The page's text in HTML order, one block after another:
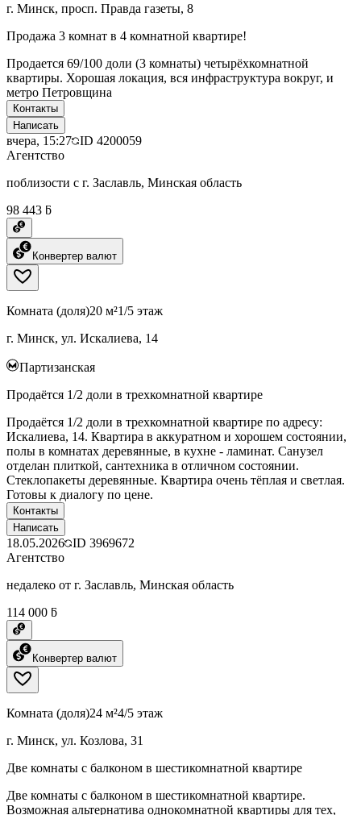
г. Минск, просп. Правда газеты, 8
Продажа 3 комнат в 4 комнатной квартире!
Продается 69/100 доли (3 комнаты) четырёхкомнатной
квартиры. Хорошая локация, вся инфраструктура вокруг, и
метро Петровщина
Контакты
Написать
вчера, 15:27 ID 4200059
Агентство
поблизости с г. Заславль, Минская область
98 443 ƃ
Конвертер валют
Комната (доля)20 м²1/5 этаж
г. Минск, ул. Искалиева, 14
Партизанская
Продаётся 1/2 доли в трехкомнатной квартире
Продаётся 1/2 доли в трехкомнатной квартире по адресу:
Искалиева, 14. Квартира в аккуратном и хорошем состоянии,
полы в комнатах деревянные, в кухне - ламинат. Санузел
отделан плиткой, сантехника в отличном состоянии.
Стеклопакеты деревянные. Квартира очень тёплая и светлая.
Готовы к диалогу по цене.
Контакты
Написать
18.05.2026 ID 3969672
Агентство
недалеко от г. Заславль, Минская область
114 000 ƃ
Конвертер валют
Комната (доля)24 м²4/5 этаж
г. Минск, ул. Козлова, 31
Две комнаты с балконом в шестикомнатной квартире
Две комнаты с балконом в шестикомнатной квартире.
Возможная альтернатива однокомнатной квартиры для тех,